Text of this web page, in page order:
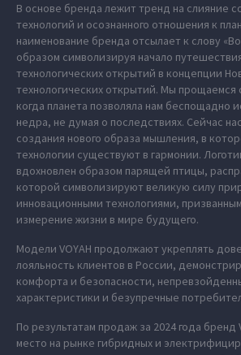
В основе бренда лежит тренд на слияние
технологий и осознанного отношения к
наименование бренда отсылает к слову
образом символизируя начало
технологических открытий в концепции
технологических открытий. Мы прощаемся
когда планета позволяла нам беспощадно
недра, не думая о последствиях. Сейчас
создания нового образа мышления, в
технологии существуют в гармонии.
вдохновлен образом парящей птицы,
которой символизируют великую силу
инновационными технологиями,
измерение жизни в мире будущего.
Модели VOYAH продолжают укреплять
лояльность клиентов в России,
комфорта и безопасности,
характеристики и безупречные
По результатам продаж за 2024 года бренд
место на рынке гибридных и